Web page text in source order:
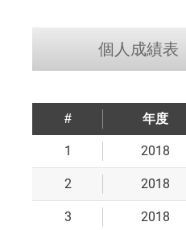
個人成績表
# 年度
1 2018
2 2018
3 2018